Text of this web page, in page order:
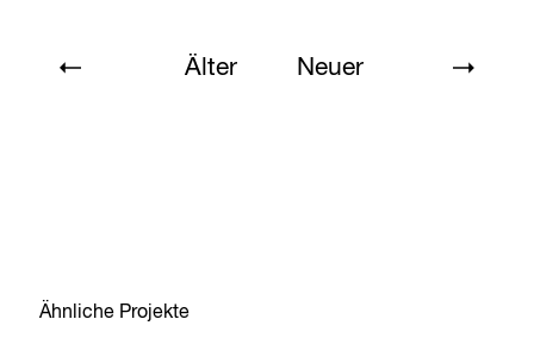
Älter Neuer
Ähnliche Projekte